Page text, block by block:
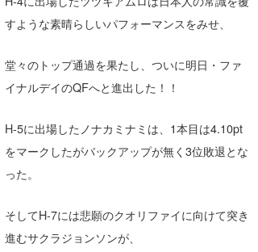
すような素晴らしいパフォーマンスをみせ、
堂々のトップ通過を果たし、ついに明日・ファ
イナルデイのQFへと進出した！！
H-5に出場したノナカミナミは、1本目は4.10pt
をマークしたがバックアップが無く3位敗退とな
った。
そしてH-7には悲願のクオリファイに向けて突き
進むサクラジョンソンが、
arukasvision
CBA Films
熊谷素子
嵯峨明日香
田原啓江
植村未来
NOBUFUKU
喜納海人
+☆maki☆+
chan-U
ECE
G◎Da
KID